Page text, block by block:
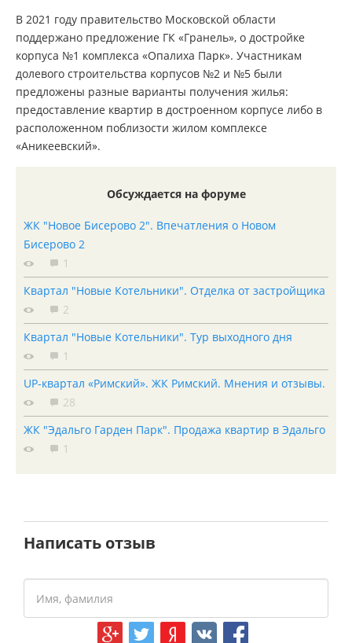
В 2021 году правительство Московской области
поддержано предложение ГК «Гранель», о достройке
корпуса №1 комплекса «Опалиха Парк». Участникам
долевого строительства корпусов №2 и №5 были
предложены разные варианты получения жилья:
предоставление квартир в достроенном корпусе либо в
расположенном поблизости жилом комплексе
«Аникеевский».
Обсуждается на форуме
ЖК "Новое Бисерово 2". Впечатления о Новом
Бисерово 2
1
Квартал "Новые Котельники". Отделка от застройщика
2
Квартал "Новые Котельники". Тур выходного дня
1
UP-квартал «Римский». ЖК Римский. Мнения и отзывы.
28
ЖК "Эдальго Гарден Парк". Продажа квартир в Эдальго
1
Написать отзыв